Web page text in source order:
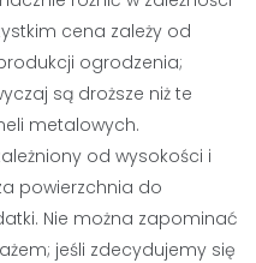
cena zależy od
ogrodzenia;
są droższe niż te
metalowych.
od wysokości i
powierzchnia do
Nie można zapominać
jeśli zdecydujemy się